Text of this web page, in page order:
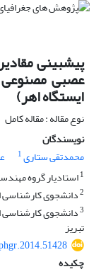
ایستگاه اهر)
نوع مقاله : مقاله کامل
نویسندگان
محمدتقی ستاری1
1استادیار گروه
2دانشجوی کارشناسی
3
تبریز
چکیده